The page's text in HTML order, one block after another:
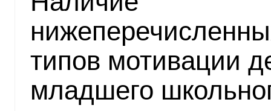
типов мотивации
младшего